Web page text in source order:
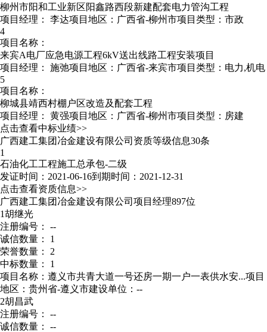
柳州市阳和工业新区阳鑫路西段新建配套电力管沟工程
项目经理： 李达项目地区：广西省-柳州市项目类型：市政
4
项目名称：
来宾A电厂应急电源工程6kV送出线路工程安装项目
项目经理： 施弛项目地区：广西省-来宾市项目类型：电力,机电
5
项目名称：
柳城县靖西村棚户区改造及配套工程
项目经理： 黄强项目地区：广西省-柳州市项目类型：房建
点击查看中标业绩>>
广西建工集团冶金建设有限公司资质等级信息30条
1
石油化工工程施工总承包-二级
发证时间：2021-06-16到期时间：2021-12-31
点击查看资质信息>>
广西建工集团冶金建设有限公司项目经理897位
1胡继光
注册编号： --
诚信数量： 1
荣誉数量： 2
中标数量： 1
项目名称：遵义市共青大道一号还房一期一户一表供水安...项目
地区：贵州省-遵义市建设单位：--
2胡昌武
注册编号： --
诚信数量： --